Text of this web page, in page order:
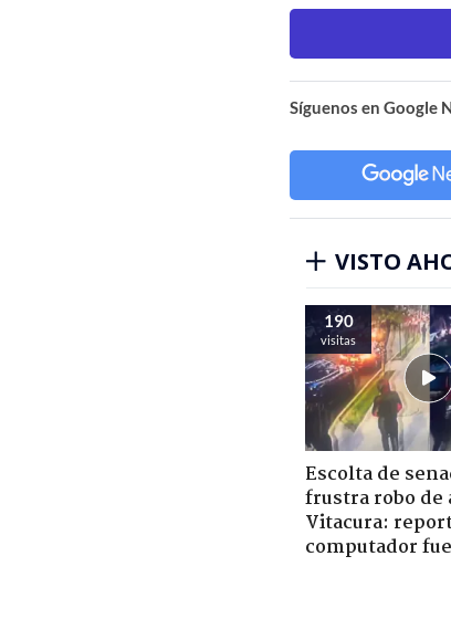
Síguenos en Google
VISTO
190
visitas
Escolta de
frustra robo de
Vitacura:
computador